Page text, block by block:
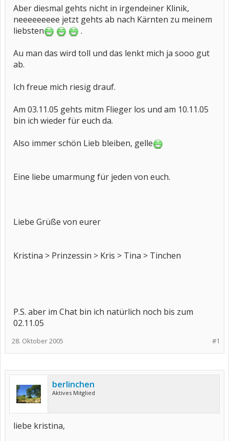
Aber diesmal gehts nicht in irgendeiner Klinik,
neeeeeeeee jetzt gehts ab nach Kärnten zu meinem
liebsten
.
Au man das wird toll und das lenkt mich ja sooo gut
ab.
Ich freue mich riesig drauf.
Am 03.11.05 gehts mitm Flieger los und am 10.11.05
bin ich wieder für euch da.
Also immer schön Lieb bleiben, gelle
Eine liebe umarmung für jeden von euch.
Liebe Grüße von eurer
Kristina > Prinzessin > Kris > Tina > Tinchen
P.S. aber im Chat bin ich natürlich noch bis zum
02.11.05
#1
28. Oktober 2005
berlinchen
Aktives Mitglied
liebe kristina,